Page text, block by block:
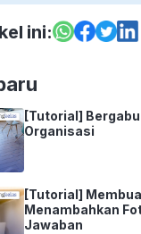
ini:
[Tutorial]
Organisasi
[Tutorial]
Menambahkan
Jawaban